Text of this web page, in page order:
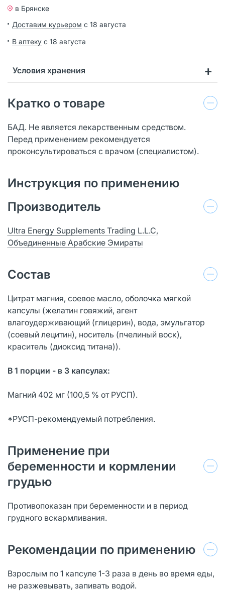
в Брянске
Доставим курьером с 18 августа
В аптеку с 18 августа
Условия хранения
Кратко о товаре
БАД. Не является лекарственным средством.
Перед применением рекомендуется
проконсультироваться с врачом (специалистом).
Инструкция по применению
Производитель
Ultra Energy Supplements Trading L.L.C,
Объединенные Арабские Эмираты
Состав
Цитрат магния, соевое масло, оболочка мягкой
капсулы (желатин говяжий, агент
влагоудерживающий (глицерин), вода, эмульгатор
(соевый лецитин), носитель (пчелиный воск),
краситель (диоксид титана)).
В 1 порции - в 3 капсулах:
Магний 402 мг (100,5 % от РУСП).
*РУСП-рекомендуемый потребления.
Применение при
беременности и кормлении
грудью
Противопоказан при беременности и в период
грудного вскармливания.
Рекомендации по применению
Взрослым по 1 капсуле 1-3 раза в день во время еды,
не разжевывать, запивать водой.